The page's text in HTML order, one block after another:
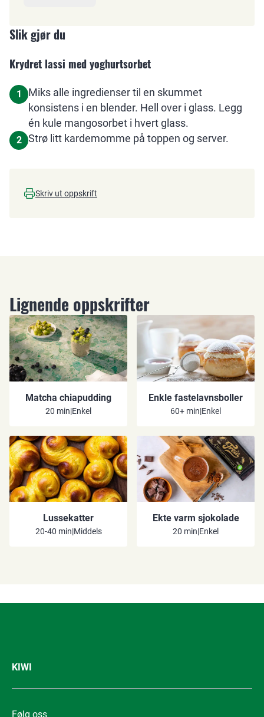
Slik gjør du
Krydret lassi med yoghurtsorbet
1
Miks alle ingredienser til en skummet
konsistens i en blender. Hell over i glass. Legg
én kule mangosorbet i hvert glass.
2 Strø litt kardemomme på toppen og server.
Skriv ut oppskrift
Lignende oppskrifter
Matcha chiapudding
20 min|Enkel
Enkle fastelavnsboller
60+ min|Enkel
Lussekatter
20-40 min|Middels
Ekte varm sjokolade
20 min|Enkel
KIWI
Følg oss